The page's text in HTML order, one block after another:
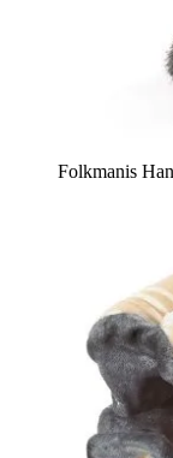
Folkmanis